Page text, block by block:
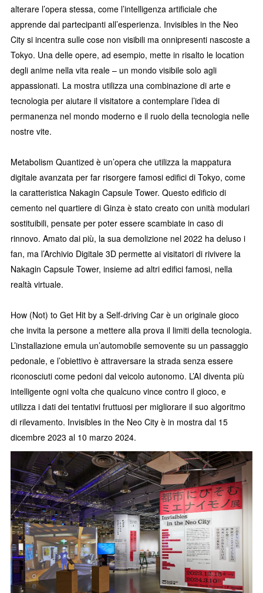
alterare l’opera stessa, come l’intelligenza artificiale che
apprende dai partecipanti all’esperienza. Invisibles in the Neo
City si incentra sulle cose non visibili ma onnipresenti nascoste a
Tokyo. Una delle opere, ad esempio, mette in risalto le location
degli anime nella vita reale – un mondo visibile solo agli
appassionati. La mostra utilizza una combinazione di arte e
tecnologia per aiutare il visitatore a contemplare l’idea di
permanenza nel mondo moderno e il ruolo della tecnologia nelle
nostre vite.
Metabolism Quantized è un’opera che utilizza la mappatura
digitale avanzata per far risorgere famosi edifici di Tokyo, come
la caratteristica Nakagin Capsule Tower. Questo edificio di
cemento nel quartiere di Ginza è stato creato con unità modulari
sostituibili, pensate per poter essere scambiate in caso di
rinnovo. Amato dai più, la sua demolizione nel 2022 ha deluso i
fan, ma l’Archivio Digitale 3D permette ai visitatori di rivivere la
Nakagin Capsule Tower, insieme ad altri edifici famosi, nella
realtà virtuale.
How (Not) to Get Hit by a Self-driving Car è un originale gioco
che invita la persone a mettere alla prova il limiti della tecnologia.
L’installazione emula un’automobile semovente su un passaggio
pedonale, e l’obiettivo è attraversare la strada senza essere
riconosciuti come pedoni dal veicolo autonomo. L’AI diventa più
intelligente ogni volta che qualcuno vince contro il gioco, e
utilizza i dati dei tentativi fruttuosi per migliorare il suo algoritmo
di rilevamento. Invisibles in the Neo City è in mostra dal 15
dicembre 2023 al 10 marzo 2024.